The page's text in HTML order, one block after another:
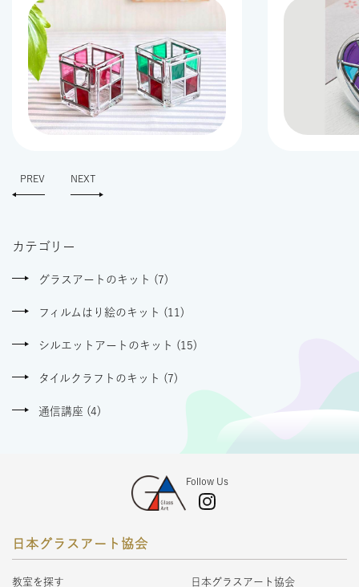
PREV NEXT
カテゴリー
グラスアートのキット (7)
フィルムはり絵のキット (11)
シルエットアートのキット (15)
タイルクラフトのキット (7)
通信講座 (4)
Follow Us
日本グラスアート協会
教室を探す 日本グラスアート協会